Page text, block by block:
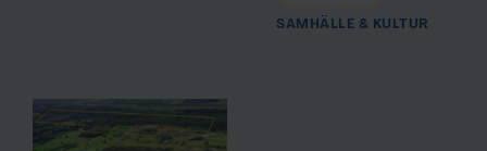
SAMHÄLLE & KULTUR